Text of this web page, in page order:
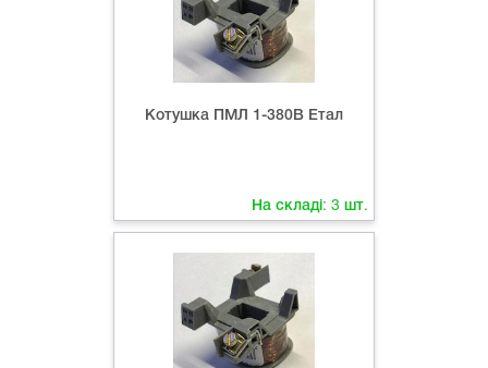
Котушка ПМЛ 1-380В Етал
На складі: 3 шт.